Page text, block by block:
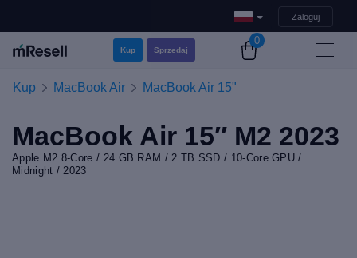
Zaloguj
Kup Sprzedaj
0
Kup MacBook Air MacBook Air 15"
MacBook Air 15″ M2 2023
Apple M2 8-Core / 24 GB RAM / 2 TB SSD / 10-Core GPU /
Midnight / 2023